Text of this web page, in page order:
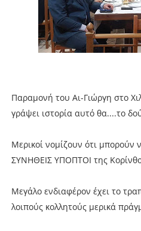
Παραμονή του Αι-Γιώργη στο
γράψει ιστορία αυτό θα....το
Μερικοί νομίζουν ότι μπορούν
ΣΥΝΗΘΕΙΣ ΥΠΟΠΤΟΙ της
Μεγάλο ενδιαφέρον έχει το
λοιπούς κολλητούς μερικά